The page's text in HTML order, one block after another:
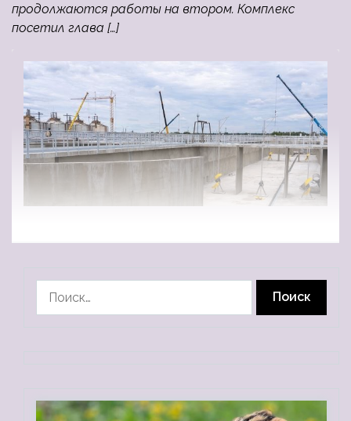
продолжаются работы на втором. Комплекс
посетил глава […]